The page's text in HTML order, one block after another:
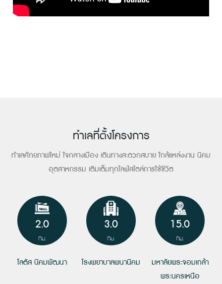
ทำเลที่ตั้งโครงการ
ทำเลศักยภาพใหม่ ใจกลางเมือง เดินทางสะดวกสบาย ใกล้แหล่งงาน นิคม
อุตสาหกรรม เติมเต็มทุกไลฟ์สไตล์การใช้ชีวิต
2.0
กม.
โลตัส นิคมพัฒนา
3.0
กม.
โรงพยาบาลพนานิคม
15.0
กม.
มหาลัยพระจอมเกล้า
พระนครเหนือ